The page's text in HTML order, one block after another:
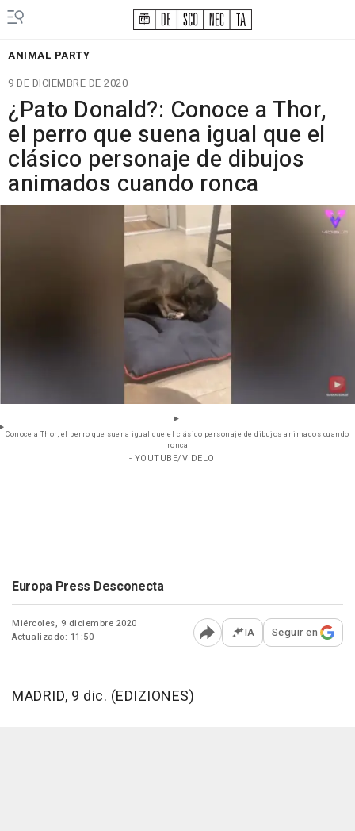
ANIMAL PARTY
9 DE DICIEMBRE DE 2020
¿Pato Donald?: Conoce a Thor,
el perro que suena igual que el
clásico personaje de dibujos
animados cuando ronca
Conoce a Thor, el perro que suena igual que el clásico personaje de dibujos animados cuando
ronca
- YOUTUBE/VIDELO
Europa Press Desconecta
Miércoles, 9 diciembre 2020
Actualizado: 11:50
Abrir opciones para
IA Seguir en
MADRID, 9 dic. (EDIZIONES)